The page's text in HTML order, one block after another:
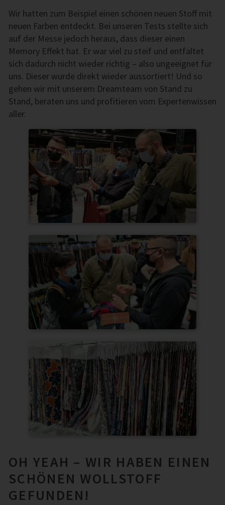
Wir hatten zum Beispiel einen schönen neuen Stoff mit
neuen Farben entdeckt. Bei unseren Tests stellte sich
auf der Messe jedoch heraus, dass dieser einen
Memory Effekt hat. Er war viel zu steif und entfaltet
sich dadurch nicht wieder richtig – also ungeeignet für
uns. Dieser wurde direkt wieder aussortiert! Und so
gehen wir mit unserem Dreamteam von Stand zu
Stand, beraten uns und profitieren vom Expertenwissen
aller.
OH YEAH – WIR HABEN EINEN
SCHÖNEN WOLLSTOFF
GEFUNDEN!